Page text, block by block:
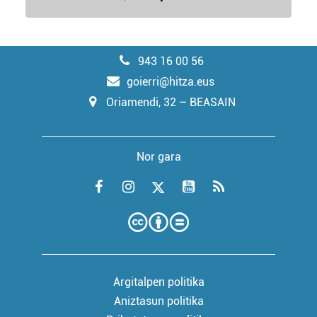
943 16 00 56
goierri@hitza.eus
Oriamendi, 32 – BEASAIN
Nor gara
Argitalpen politika
Aniztasun politika